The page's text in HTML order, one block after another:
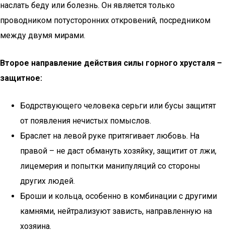
наслать беду или болезнь. Он является только
проводником потусторонних откровений, посредником
между двумя мирами.
Второе направление действия силы горного хрусталя –
защитное:
Бодрствующего человека серьги или бусы защитят
от появления нечистых помыслов.
Браслет на левой руке притягивает любовь. На
правой – не даст обмануть хозяйку, защитит от лжи,
лицемерия и попытки манипуляций со стороны
других людей.
Броши и кольца, особенно в комбинации с другими
камнями, нейтрализуют зависть, направленную на
хозяина.